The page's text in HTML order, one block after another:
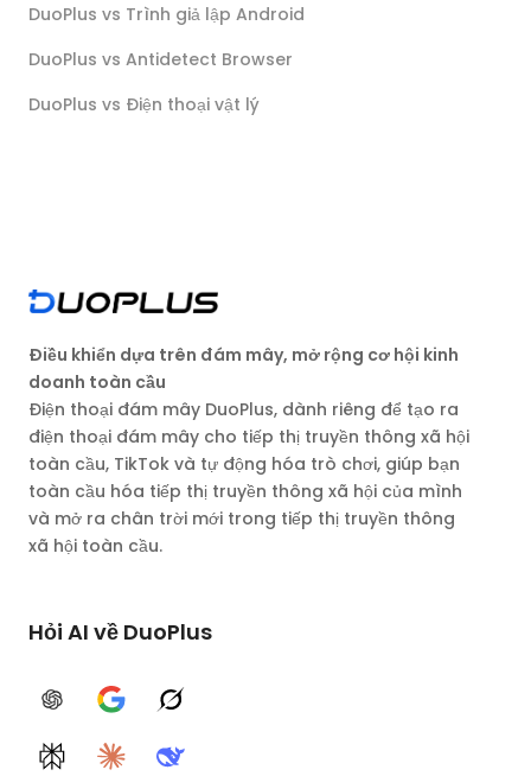
DuoPlus vs Trình giả lập Android
DuoPlus vs Antidetect Browser
DuoPlus vs Điện thoại vật lý
Điều khiển dựa trên đám mây, mở rộng cơ hội kinh
doanh toàn cầu
Điện thoại đám mây DuoPlus, dành riêng để tạo ra
điện thoại đám mây cho tiếp thị truyền thông xã hội
toàn cầu, TikTok và tự động hóa trò chơi, giúp bạn
toàn cầu hóa tiếp thị truyền thông xã hội của mình
và mở ra chân trời mới trong tiếp thị truyền thông
xã hội toàn cầu.
Hỏi AI về DuoPlus
ChatGPTGoogle AIGrok
PerplexityClaudeDeepSeek